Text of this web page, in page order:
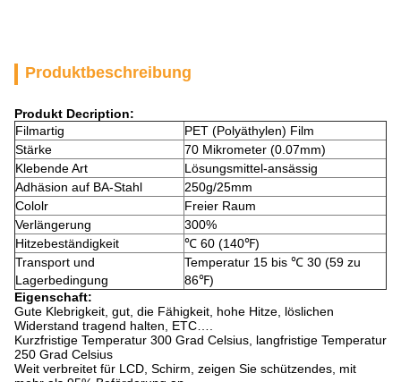
Produktbeschreibung
Produkt Decription:
Filmartig
PET (Polyäthylen) Film
Stärke
70 Mikrometer (0.07mm)
Klebende Art
Lösungsmittel-ansässig
Adhäsion auf BA-Stahl
250g/25mm
Cololr
Freier Raum
Verlängerung
300%
Hitzebeständigkeit
℃ 60 (140℉)
Transport und
Lagerbedingung
Temperatur 15 bis ℃ 30 (59 zu
86℉)
Eigenschaft:
Gute Klebrigkeit, gut, die Fähigkeit, hohe Hitze, löslichen
Widerstand tragend halten, ETC….
Kurzfristige Temperatur 300 Grad Celsius, langfristige Temperatur
250 Grad Celsius
Weit verbreitet für LCD, Schirm, zeigen Sie schützendes, mit